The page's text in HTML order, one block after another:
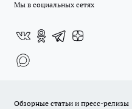
Мы в социальных сетях
Обзорные статьи и пресс-релизы